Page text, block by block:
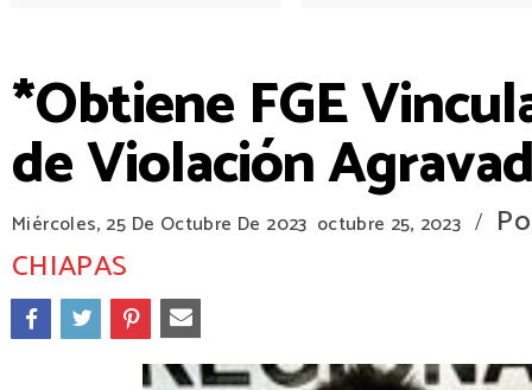
*Obtiene FGE
de Violación
Miércoles, 25 De Octubre De 2023 octubre 25, 2023 /
CHIAPAS